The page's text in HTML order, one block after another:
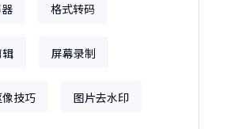
格式转码
屏幕录制
技巧 图片去水印